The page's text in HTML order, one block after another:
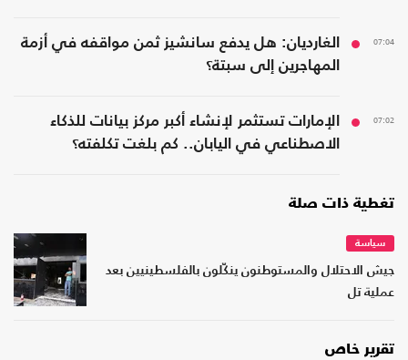
07:04
الغارديان: هل يدفع سانشيز ثمن مواقفه في أزمة
المهاجرين إلى سبتة؟
07:02
الإمارات تستثمر لإنشاء أكبر مركز بيانات للذكاء
الاصطناعي في اليابان.. كم بلغت تكلفته؟
تغطية ذات صلة
سياسة
جيش الاحتلال والمستوطنون ينكّلون بالفلسطينيين بعد
عملية تل
تقرير خاص